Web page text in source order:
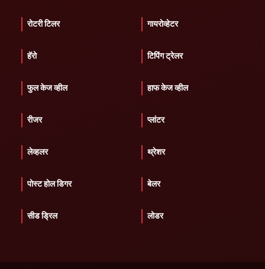
रोटरी टिलर गायरोव्हेटर
हॅरो टिपिंग ट्रेलर
फुल केज व्हील हाफ केज व्हील
रीजर प्लांटर
लेव्हलर थ्रेशर
पोस्ट होल डिगर बेलर
सीड ड्रिल लोडर